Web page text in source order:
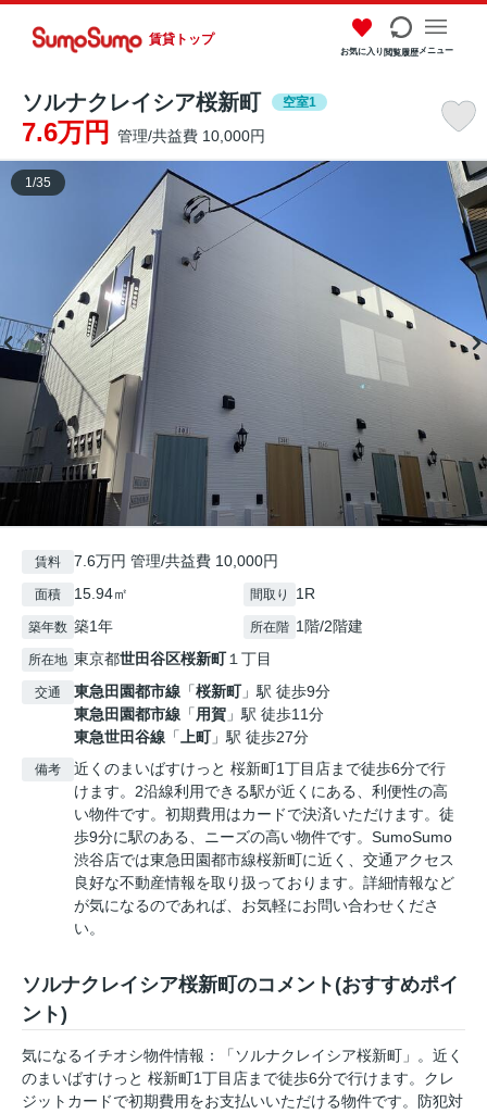
賃貸トップ
お気に入り閲覧履歴メニュー
ソルナクレイシア桜新町 空室1
7.6万円 管理/共益費 10,000円
1 /35
賃料 7.6万円 管理/共益費 10,000円
面積 15.94㎡ 間取り 1R
築年数 築1年 所在階 1階/2階建
所在地 東京都世田谷区桜新町１丁目
交通 東急田園都市線 「桜新町」駅 徒歩9分
東急田園都市線 「用賀 」駅 徒歩11分
東急世田谷線 「 上町」駅 徒歩27分
備考
近くのまいばすけっと 桜新町1丁目店まで徒歩6分で行
けます。2沿線利用できる駅が近くにある、利便性の高
い物件です。初期費用はカードで決済いただけます。徒
歩9分に駅のある、ニーズの高い物件です。SumoSumo
渋谷店では東急田園都市線桜新町に近く、交通アクセス
良好な不動産情報を取り扱っております。詳細情報など
が気になるのであれば、お気軽にお問い合わせくださ
い。
ソルナクレイシア桜新町のコメント(おすすめポイ
ント)
気になるイチオシ物件情報：「ソルナクレイシア桜新町」。近く
のまいばすけっと 桜新町1丁目店まで徒歩6分で行けます。クレ
ジットカードで初期費用をお支払いいただける物件です。防犯対